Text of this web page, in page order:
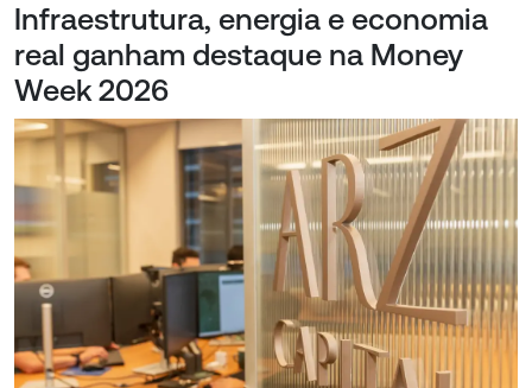
Infraestrutura, energia e economia
real ganham destaque na Money
Week 2026